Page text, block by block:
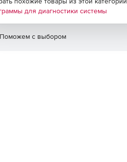
для диагностики системы
Поможем с выбором